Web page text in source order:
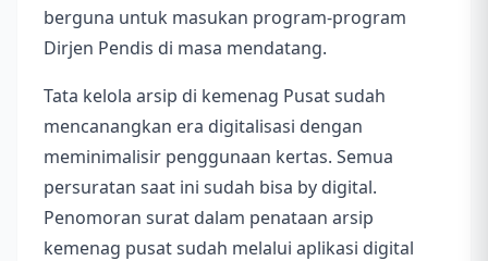
berguna untuk masukan program-program
Dirjen Pendis di masa mendatang.
Tata kelola arsip di kemenag Pusat sudah
mencanangkan era digitalisasi dengan
meminimalisir penggunaan kertas. Semua
persuratan saat ini sudah bisa by digital.
Penomoran surat dalam penataan arsip
kemenag pusat sudah melalui aplikasi digital